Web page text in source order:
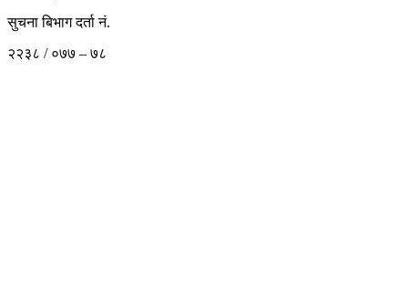
सुचना बिभाग दर्ता नं.
२२३८ / ०७७ – ७८